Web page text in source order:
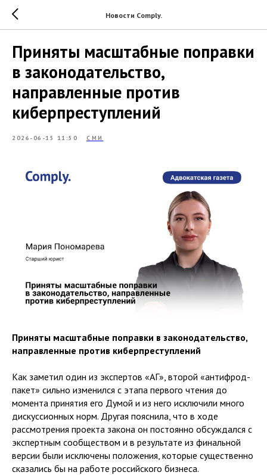
Новости Comply.
Приняты масштабные поправки
в законодательство,
направленные против
киберпреступлений
2026-06-15 11:50 СМИ
Приняты масштабные поправки в законодательство,
направленные против киберпреступлений
Как заметил один из экспертов «АГ», второй «антифрод-
пакет» сильно изменился с этапа первого чтения до
момента принятия его Думой и из него исключили много
дискуссионных норм. Другая пояснила, что в ходе
рассмотрения проекта закона он постоянно обсуждался с
экспертным сообществом и в результате из финальной
версии были исключены положения, которые существенно
сказались бы на работе российского бизнеса.